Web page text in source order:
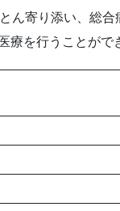
ん寄り添い、総
を行うことがで